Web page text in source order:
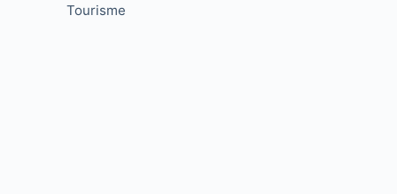
Tourisme